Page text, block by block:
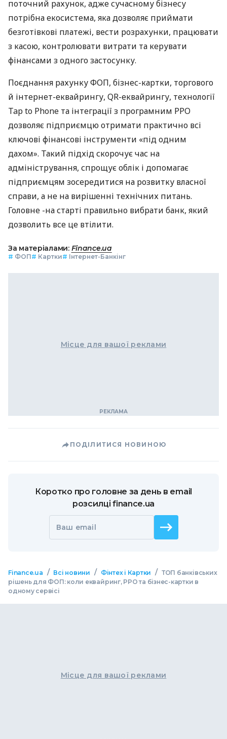
поточний рахунок, адже сучасному бізнесу
потрібна екосистема, яка дозволяє приймати
безготівкові платежі, вести розрахунки, працювати
з касою, контролювати витрати та керувати
фінансами з одного застосунку.
Поєднання рахунку ФОП, бізнес-картки, торгового
й інтернет-еквайрингу, QR-еквайрингу, технології
Tap to Phone та інтеграції з програмним РРО
дозволяє підприємцю отримати практично всі
ключові фінансові інструменти «під одним
дахом». Такий підхід скорочує час на
адміністрування, спрощує облік і допомагає
підприємцям зосередитися на розвитку власної
справи, а не на вирішенні технічних питань.
Головне -на старті правильно вибрати банк, який
дозволить все це втілити.
За матеріалами: Finance.ua
# ФОП# Картки# Інтернет-Банкінг
Місце для вашої реклами
ПОДІЛИТИСЯ НОВИНОЮ
Коротко про головне за день в email
розсилці finance.ua
Ваш email
Finance.ua / Всі новини / Фінтех і Картки / ТОП банківських
рішень для ФОП: коли еквайринг, РРО та бізнес-картки в
одному сервісі
Місце для вашої реклами